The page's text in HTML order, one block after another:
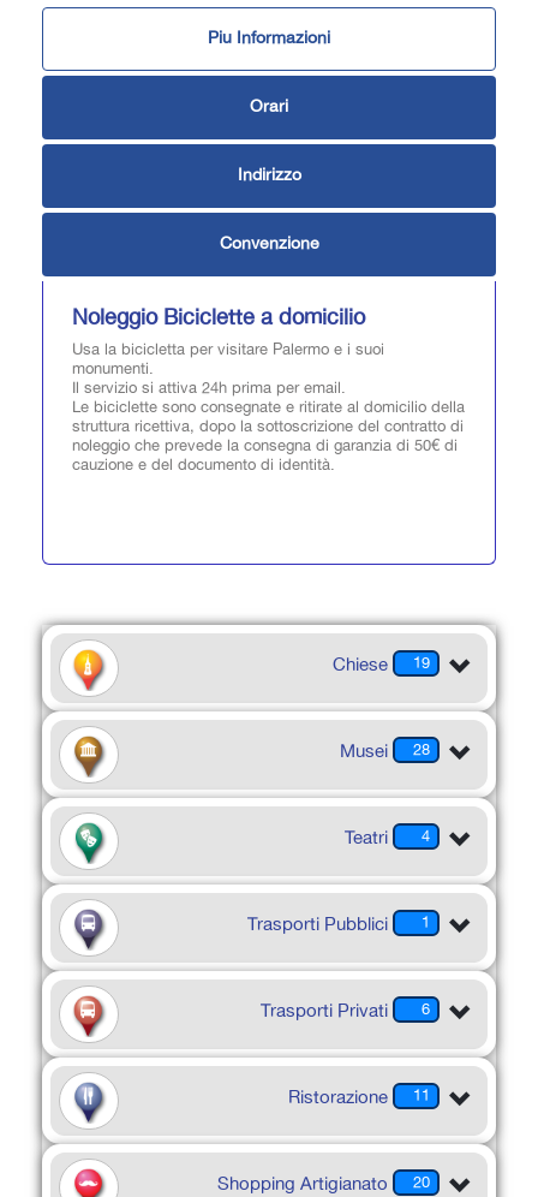
Piu Informazioni
Orari
Indirizzo
Convenzione
Noleggio Biciclette a domicilio
Usa la bicicletta per visitare Palermo e i suoi
monumenti.
Il servizio si attiva 24h prima per email.
Le biciclette sono consegnate e ritirate al domicilio della
struttura ricettiva, dopo la sottoscrizione del contratto di
noleggio che prevede la consegna di garanzia di 50€ di
cauzione e del documento di identità.
19
Chiese
28
Musei
4
Teatri
1
Trasporti Pubblici
6
Trasporti Privati
11
Ristorazione
20
Shopping Artigianato